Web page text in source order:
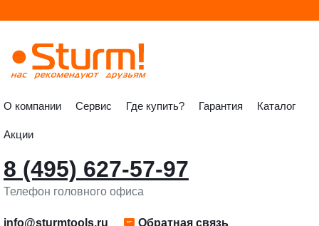
О компании Сервис Где купить? Гарантия Каталог
Акции
8 (495) 627-57-97
Телефон головного офиса
info@sturmtools.ru Обратная связь